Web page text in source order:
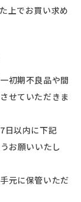
上でお買い求め
初期不良品や間
せていただきま
日以内に下記
お願いいたし
元に保管いただ